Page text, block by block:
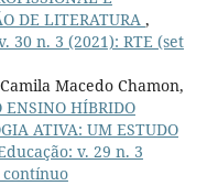
DE LITERATURA ,
30 n. 3 (2021): RTE (set
Macedo Chamon,
ENSINO HÍBRIDO
ATIVA: UM ESTUDO
v. 29 n. 3
contínuo